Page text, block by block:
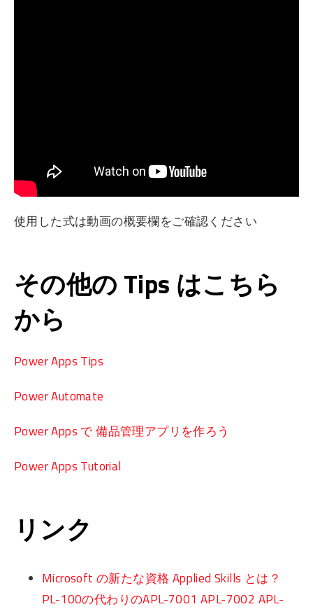
使用した式は動画の概要欄をご確認ください
その他の Tips はこちら
から
Power Apps Tips
Power Automate
Power Apps で 備品管理アプリを作ろう
Power Apps Tutorial
リンク
Microsoft の新たな資格 Applied Skills とは？
PL-100の代わりのAPL-7001 APL-7002 APL-